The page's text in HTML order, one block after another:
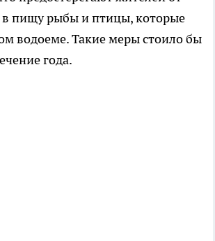
в пищу рыбы и птицы, которые
водоеме. Такие меры стоило бы
года.